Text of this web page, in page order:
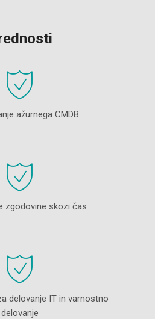
ažurnega CMDB
zgodovine skozi čas
delovanje IT in varnostno
delovanje